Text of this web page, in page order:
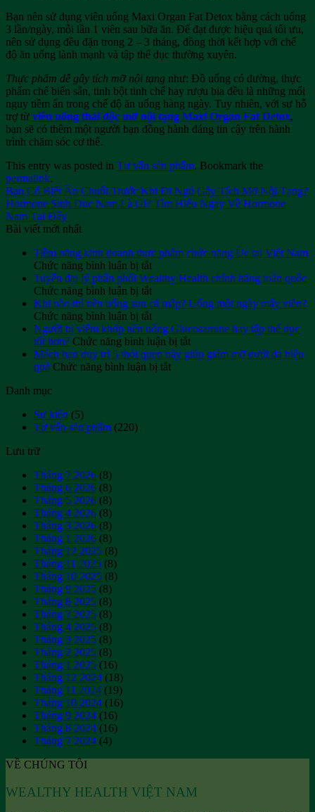
Bạn nên sử dụng viên uống Maxi Organ Fat Detox bằng cách uống
3 lần/ngày, mỗi lần 1 viên sau bữa ăn. Để đạt được hiệu quả tối ưu,
nên sử dụng đều đặn trong 2 – 3 tháng, đồng thời kết hợp với chế
độ ăn uống lành mạnh và tập thể dục thường xuyên.
Thực phẩm dễ gây tích mỡ nội tạng như: Đồ uống có đường, thực
phẩm chế biến sẵn, tinh bột tinh chế hay rượu bia đều là những mối
nguy tiềm ẩn trong chế độ ăn uống hàng ngày. Tuy nhiên, với sự hỗ
trợ từ viên uống thải độc mỡ nội tạng Maxi Organ Fat Detox,
bạn sẽ có thêm một người bạn đồng hành đáng tin cậy trên hành
trình chăm sóc cơ thể.
This entry was posted in Tư vấn sản phẩm. Bookmark the
permalink.
Bạn Có Biết Ăn Chuối Trước Khi Đi Ngủ Gây Tích Mỡ Nội Tạng?
Hormone Sinh Dục Nam Là Gì? Tìm Hiểu Ngay Về Hormone
Nam Tại Đây
Bài viết mới nhất
Tiềm năng kinh doanh thực phẩm chức năng Úc tại Việt Nam
Chức năng bình luận bị tắtở
Tiềm
năng
kinh
doanh
thực
phẩm
chức
năng
Tuyển đại lý phân phối Wealthy Health chính hãng toàn quốc
Chức năng bình luận bị tắtở
Tuyển
đại
lý
phân
phối
Wealthy
Khi nào thì nên uống sụn cá mập? Uống một ngày mấy viên?
Chức năng bình luận bị tắtở
Khi
nào
thì
nên
Người bị viêm khớp nên uống Glucosamine hay tập thể dục
tốt hơn? Chức năng bình luận bị tắtở
Người
Mách bạn duy trì 5 thói quen này giúp giảm mỡ dưới da hiệu
quả Chức năng bình luận bị tắtở
Danh mục
Sự kiện (5)
Tư vấn sản phẩm (220)
Lưu trữ
Tháng 7 2026 (8)
Tháng 6 2026 (8)
Tháng 5 2026 (8)
Tháng 4 2026 (8)
Tháng 3 2026 (8)
Tháng 1 2026 (8)
Tháng 12 2025 (8)
Tháng 11 2025 (8)
Tháng 10 2025 (8)
Tháng 9 2025 (8)
Tháng 8 2025 (8)
Tháng 7 2025 (8)
Tháng 4 2025 (8)
Tháng 3 2025 (8)
Tháng 2 2025 (8)
Tháng 1 2025 (16)
Tháng 12 2024 (18)
Tháng 11 2024 (19)
Tháng 10 2024 (16)
Tháng 9 2024 (16)
Tháng 8 2024 (16)
Tháng 7 2024 (4)
VỀ CHÚNG TÔI
WEALTHY HEALTH VIỆT NAM